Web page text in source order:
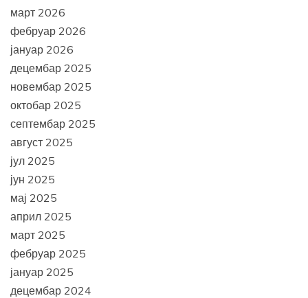
март 2026
фебруар 2026
јануар 2026
децембар 2025
новембар 2025
октобар 2025
септембар 2025
август 2025
јул 2025
јун 2025
мај 2025
април 2025
март 2025
фебруар 2025
јануар 2025
децембар 2024